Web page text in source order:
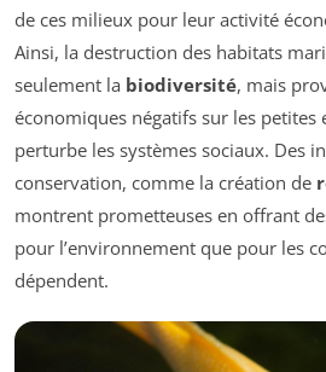
de ces milieux pour leur activité
Ainsi, la destruction des habitats
seulement la biodiversité, mais
économiques négatifs sur les petites
perturbe les systèmes sociaux. Des
conservation, comme la création de
montrent prometteuses en offrant
pour l’environnement que pour les
dépendent.